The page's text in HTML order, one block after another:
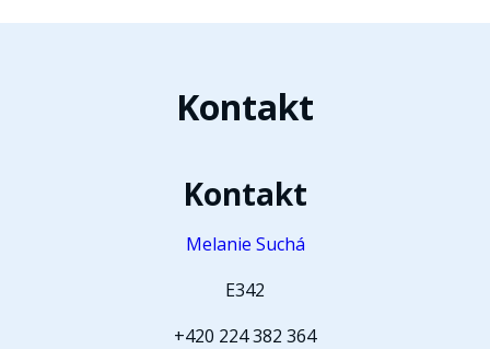
Kontakt
Kontakt
Melanie Suchá
E342
+420 224 382 364